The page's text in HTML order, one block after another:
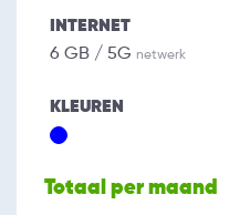
INTERNET
6 GB / 5G netwerk
KLEUREN
Totaal per maand